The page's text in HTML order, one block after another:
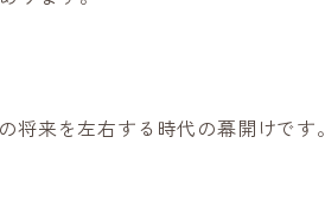
将来を左右する時代の幕開けです。